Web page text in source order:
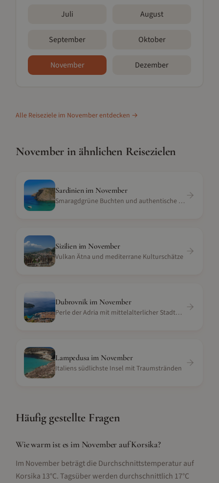
Juli August
September Oktober
November Dezember
Alle Reiseziele im Novemberentdecken →
November in ähnlichen Reisezielen
Sardinienim November
Smaragdgrüne Buchten und authentische Kultur
Sizilienim November
Vulkan Ätna und mediterrane Kulturschätze
Dubrovnikim November
Perle der Adria mit mittelalterlicher Stadtmauer und Meerblick
Lampedusa im November
Italiens südlichste Insel mit Traumstränden
Häufig gestellte Fragen
Wie warm ist es im November auf Korsika?
Im November beträgt die Durchschnittstemperatur auf
Korsika 13°C. Tagsüber werden durchschnittlich 17°C